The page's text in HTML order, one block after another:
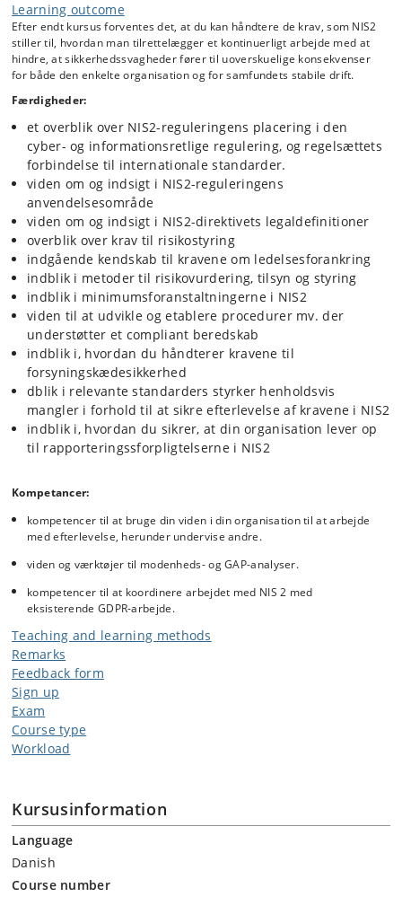
Learning outcome
Efter endt kursus forventes det, at du kan håndtere de krav, som NIS2
stiller til, hvordan man tilrettelægger et kontinuerligt arbejde med at
hindre, at sikkerhedssvagheder fører til uoverskuelige konsekvenser
for både den enkelte organisation og for samfundets stabile drift.
Færdigheder:
et overblik over NIS2-reguleringens placering i den
cyber- og informationsretlige regulering, og regelsættets
forbindelse til internationale standarder.
viden om og indsigt i NIS2-reguleringens
anvendelsesområde
viden om og indsigt i NIS2-direktivets legaldefinitioner
overblik over krav til risikostyring
indgående kendskab til kravene om ledelsesforankring
indblik i metoder til risikovurdering, tilsyn og styring
indblik i minimumsforanstaltningerne i NIS2
viden til at udvikle og etablere procedurer mv. der
understøtter et compliant beredskab
indblik i, hvordan du håndterer kravene til
forsyningskædesikkerhed
dblik i relevante standarders styrker henholdsvis
mangler i forhold til at sikre efterlevelse af kravene i NIS2
indblik i, hvordan du sikrer, at din organisation lever op
til rapporteringssforpligtelserne i NIS2
Kompetancer:
kompetencer til at bruge din viden i din organisation til at arbejde
med efterlevelse, herunder undervise andre.
viden og værktøjer til modenheds- og GAP-analyser.
kompetencer til at koordinere arbejdet med NIS 2 med
eksisterende GDPR-arbejde.
Teaching and learning methods
Remarks
Feedback form
Sign up
Exam
Course type
Workload
Kursusinformation
Language
Danish
Course number